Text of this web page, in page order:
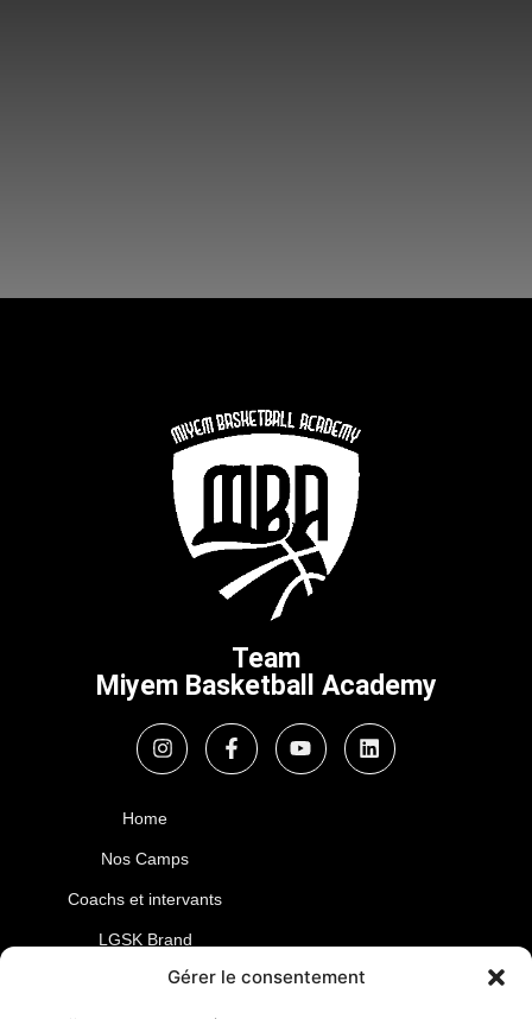
Gérer le consentement
Team
Miyem Basketball Academy
Home
Nos Camps
Coachs et intervants
LGSK Brand